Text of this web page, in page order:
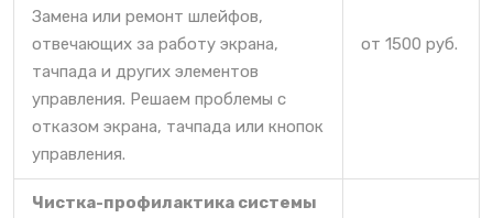
Замена или ремонт шлейфов,
отвечающих за работу экрана,
тачпада и других элементов
управления. Решаем проблемы с
отказом экрана, тачпада или кнопок
управления.
от 1500 руб.
Чистка-профилактика системы